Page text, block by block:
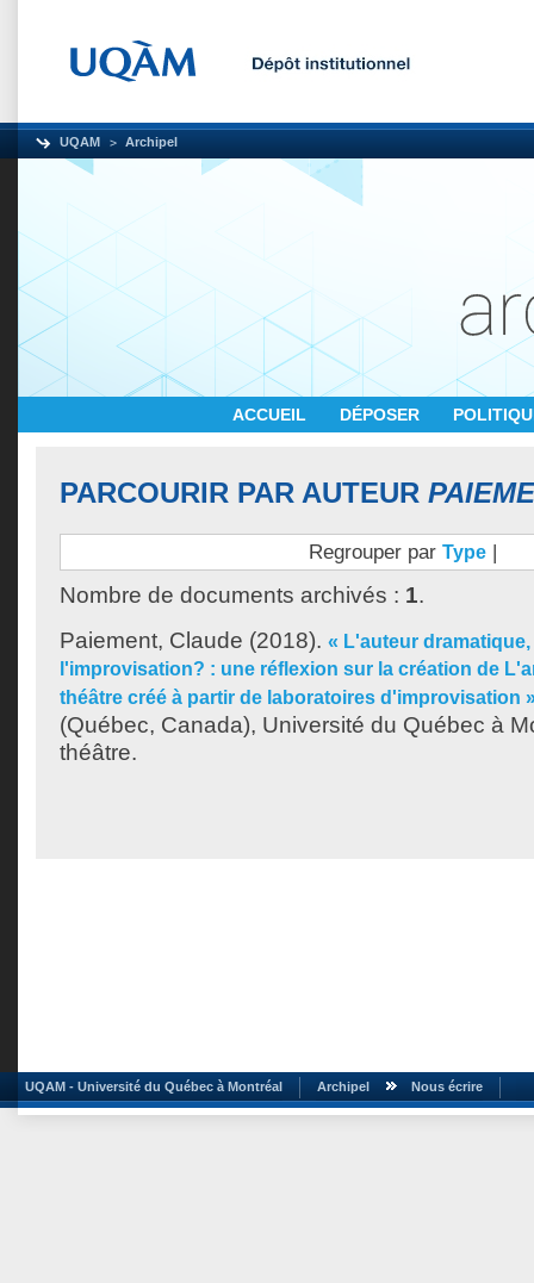
UQAM Archipel
ACCUEIL DÉPOSER
PARCOURIR PAR AUTEUR
Regrouper par Type |
Nombre de documents archivés : 1.
Paiement, Claude (2018). « L'auteur
l'improvisation? : une réflexion sur la création de
théâtre créé à partir de laboratoires d'improvisation
(Québec, Canada), Université du Québec à
théâtre.
UQAM - Université du Québec à Montréal Archipel Nous écrire